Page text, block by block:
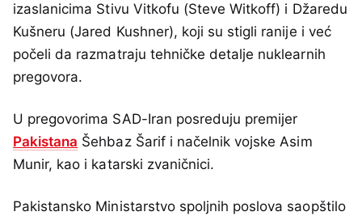
izaslanicima Stivu Vitkofu (Steve Witkoff) i Džaredu
Kušneru (Jared Kushner), koji su stigli ranije i već
počeli da razmatraju tehničke detalje nuklearnih
pregovora.
U pregovorima SAD-Iran posreduju premijer
Pakistana Šehbaz Šarif i načelnik vojske Asim
Munir, kao i katarski zvaničnici.
Pakistansko Ministarstvo spoljnih poslova saopštilo